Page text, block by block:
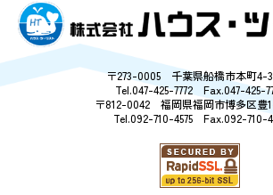
〒273-0005 千葉県船橋市本町4-
Tel.047-425-7772 Fax.047-425-
〒812-0042 福岡県福岡市博多区
Tel.092-710-4575 Fax.092-710-